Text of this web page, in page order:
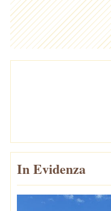
In Evidenza